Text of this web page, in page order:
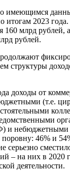
имеющимся
итогам 2023
160 млрд рублей,
рублей.
структуры
доходы от
(т.е.
и небюджетными
46% и
серьезно
– на них в 2020
деятельности.